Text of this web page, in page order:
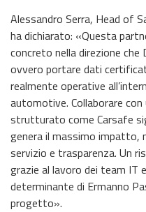
Alessandro Serra, Head of
ha dichiarato: «Questa
concreto nella direzione che
ovvero portare dati
realmente operative
automotive. Collaborare
strutturato come Carsafe
genera il massimo impatto,
servizio e trasparenza. Un
grazie al lavoro dei team IT
determinante di Ermanno
progetto».